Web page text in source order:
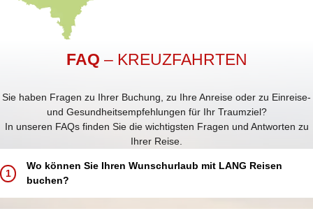
FAQ – KREUZFAHRTEN
Sie haben Fragen zu Ihrer Buchung, zu Ihre Anreise oder zu Einreise-
und Gesundheitsempfehlungen für Ihr Traumziel?
In unseren FAQs finden Sie die wichtigsten Fragen und Antworten zu
Ihrer Reise.
1
Wo können Sie Ihren Wunschurlaub mit LANG Reisen
buchen?
Buchen Sie Ihren Traumurlaub ganz einfach und bequem: